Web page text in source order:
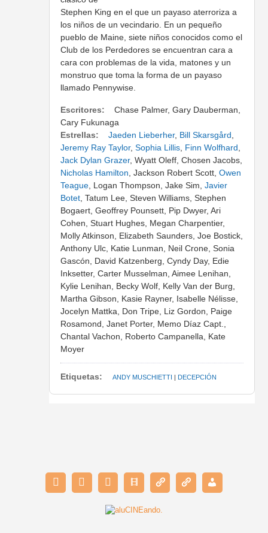
Stephen King en el que un payaso aterroriza a
los niños de un vecindario. En un pequeño
pueblo de Maine, siete niños conocidos como el
Club de los Perdedores se encuentran cara a
cara con problemas de la vida, matones y un
monstruo que toma la forma de un payaso
llamado Pennywise.
Escritores:
Chase Palmer, Gary Dauberman,
Cary Fukunaga
Estrellas:
Jaeden Lieberher, Bill Skarsgård
Jeremy Ray Taylor,Sophia Lillis Finn Wolfhard
Jack Dylan Grazer, Wyatt Oleff, Chosen Jacobs,
Nicholas Hamilton , Jackson Robert Scott,Owen
Teague , Logan Thompson, Jake Sim,Javier
Botet , Tatum Lee, Steven Williams, Stephen
Bogaert, Geoffrey Pounsett, Pip Dwyer, Ari
Cohen, Stuart Hughes, Megan Charpentier,
Molly Atkinson, Elizabeth Saunders, Joe Bostick,
Anthony Ulc, Katie Lunman, Neil Crone, Sonia
Gascón, David Katzenberg, Cyndy Day, Edie
Inksetter, Carter Musselman, Aimee Lenihan,
Kylie Lenihan, Becky Wolf, Kelly Van der Burg,
Martha Gibson, Kasie Rayner, Isabelle Nélisse,
Jocelyn Mattka, Don Tripe, Liz Gordon, Paige
Rosamond, Janet Porter, Memo Díaz Capt.,
Chantal Vachon, Roberto Campanella, Kate
Moyer
Etiquetas: ANDY MUSCHIETTI | DECEPCIÓN